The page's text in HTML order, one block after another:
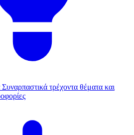
Συναρπαστικά τρέχοντα θέματα και